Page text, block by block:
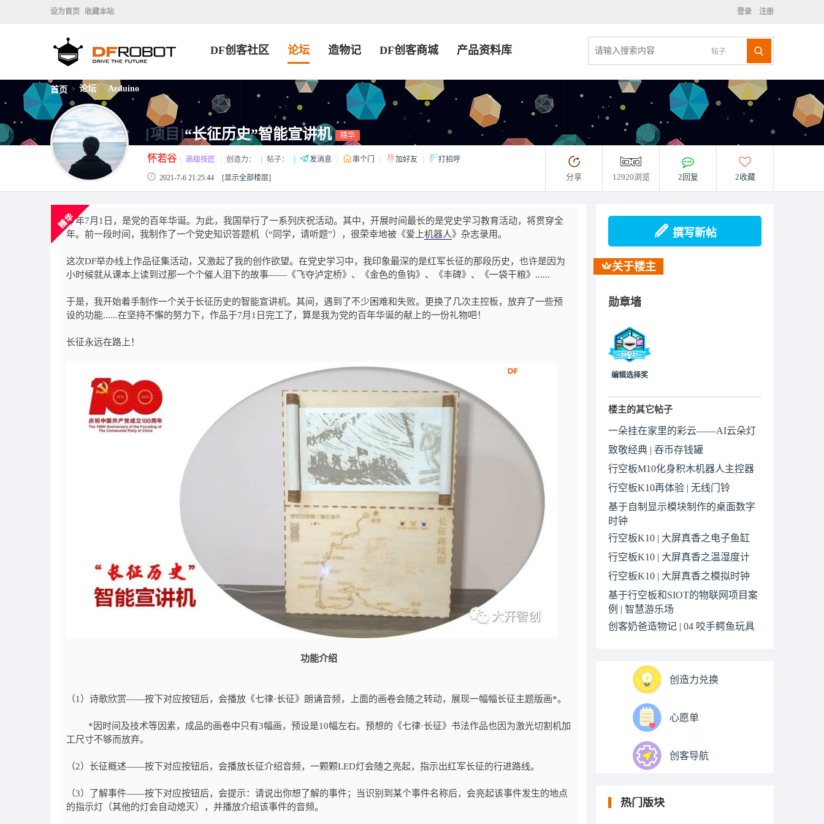
设为首页 收藏本站 登录 注册
帖子
DF创客社区 论坛 造物记 DF创客商城 产品资料库
首页 > 论坛 > Arduino
[项目]“长征历史”智能宣讲机 精华
怀若谷 高级技匠 创造力： 帖子： 发消息 串个门 加好友 打招呼
2021-7-6 21:25:44 [显示全部楼层] 分享 12920浏览 2回复 2收藏
今年7月1日，是党的百年华诞。为此，我国举行了一系列庆祝活动。其中，开展时间最长的是党史学习教育活动，将贯穿全
年。前一段时间，我制作了一个党史知识答题机（“同学，请听题”），很荣幸地被《爱上机器人》杂志录用。
这次DF举办线上作品征集活动，又激起了我的创作欲望。在党史学习中，我印象最深的是红军长征的那段历史，也许是因为
小时候就从课本上读到过那一个个催人泪下的故事——《飞夺泸定桥》、《金色的鱼钩》、《丰碑》、《一袋干粮》......
于是，我开始着手制作一个关于长征历史的智能宣讲机。其间，遇到了不少困难和失败。更换了几次主控板，放弃了一些预
设的功能......在坚持不懈的努力下，作品于7月1日完工了，算是我为党的百年华诞的献上的一份礼物吧！
长征永远在路上！
功能介绍
（1）诗歌欣赏——按下对应按钮后，会播放《七律·长征》朗诵音频，上面的画卷会随之转动，展现一幅幅长征主题版画*。
*因时间及技术等因素，成品的画卷中只有3幅画，预设是10幅左右。预想的《七律·长征》书法作品也因为激光切割机加
工尺寸不够而放弃。
（2）长征概述——按下对应按钮后，会播放长征介绍音频，一颗颗LED灯会随之亮起，指示出红军长征的行进路线。
（3）了解事件——按下对应按钮后，会提示：请说出你想了解的事件；当识别到某个事件名称后，会亮起该事件发生的地点
的指示灯（其他的灯会自动熄灭），并播放介绍该事件的音频。
撰写新帖
关于楼主
勋章墙
编辑选择奖
楼主的其它帖子
一朵挂在家里的彩云——AI云朵灯
致敬经典 | 吞币存钱罐
行空板M10化身积木机器人主控器
行空板K10再体验 | 无线门铃
基于自制显示模块制作的桌面数字
时钟
行空板K10 | 大屏真香之电子鱼缸
行空板K10 | 大屏真香之温湿度计
行空板K10 | 大屏真香之模拟时钟
基于行空板和SIOT的物联网项目案
例 | 智慧游乐场
创客奶爸造物记 | 04 咬手鳄鱼玩具
创造力兑换
心愿单
创客导航
热门版块